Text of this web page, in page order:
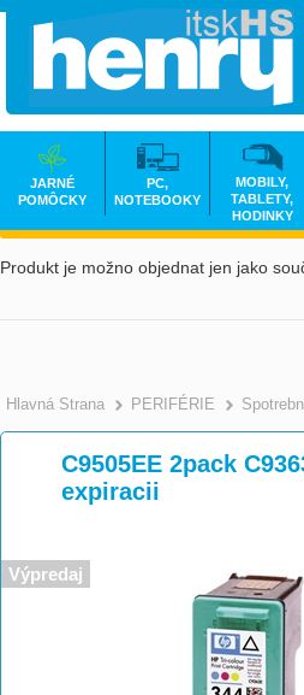
Produkt je možno objednat jen jako
Hlavná Strana >
PERIFÉRIE
C9505EE 2pack
expiracii
Výpredaj
JARNÉ
POMÔCKY
PC,
NOTEBOOKY
MOBILY,
TABLETY,
HODINKY